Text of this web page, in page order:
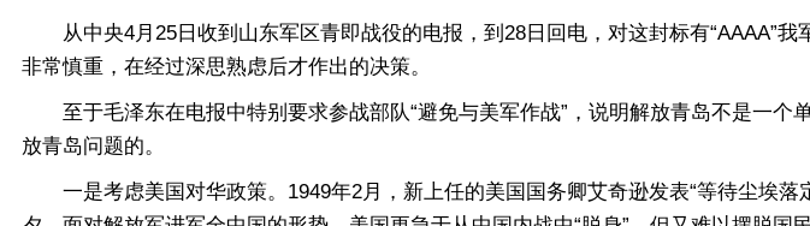
从中央4月25日收到山东军区青即战役的电报，到28日回电，对这封标有“AAAA”
非常慎重，在经过深思熟虑后才作出的决策。
至于毛泽东在电报中特别要求参战部队“避免与美军作战”，说明解放青岛不是一个
放青岛问题的。
一是考虑美国对华政策。1949年2月，新上任的美国国务卿艾奇逊发表“等待尘埃落